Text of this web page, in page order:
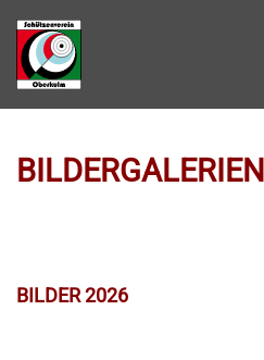
Zum Hauptinhalt springen
BILDERGALERIEN
BILDER 2026